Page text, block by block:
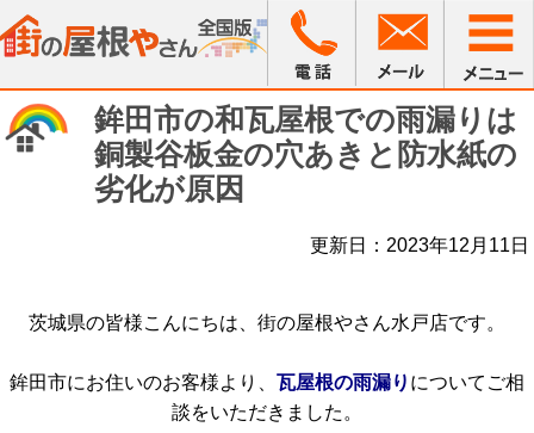
鉾田市の和瓦屋根での雨漏りは
銅製谷板金の穴あきと防水紙の
劣化が原因
更新日：2023年12月11日
茨城県の皆様こんにちは、街の屋根やさん水戸店です。
鉾田市にお住いのお客様より、 瓦屋根の雨漏り についてご相
談をいただきました。